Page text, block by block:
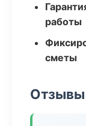
работы
сметы
Отзывы